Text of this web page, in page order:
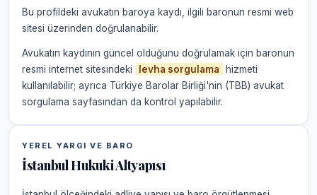
Bu profildeki avukatın baroya kaydı, ilgili baronun resmi web
sitesi üzerinden doğrulanabilir.
Avukatın kaydının güncel olduğunu doğrulamak için baronun
resmi internet sitesindeki
levha sorgulama
hizmeti
kullanılabilir; ayrıca Türkiye Barolar Birliği'nin (TBB) avukat
sorgulama sayfasından da kontrol yapılabilir.
YEREL YARGI VE BARO
İstanbul Hukuki Altyapısı